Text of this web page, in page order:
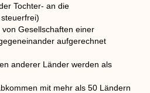
Tochter- an die
Gesellschaften einer
aufgerechnet
anderer Länder werden als
mit mehr als 50 Ländern